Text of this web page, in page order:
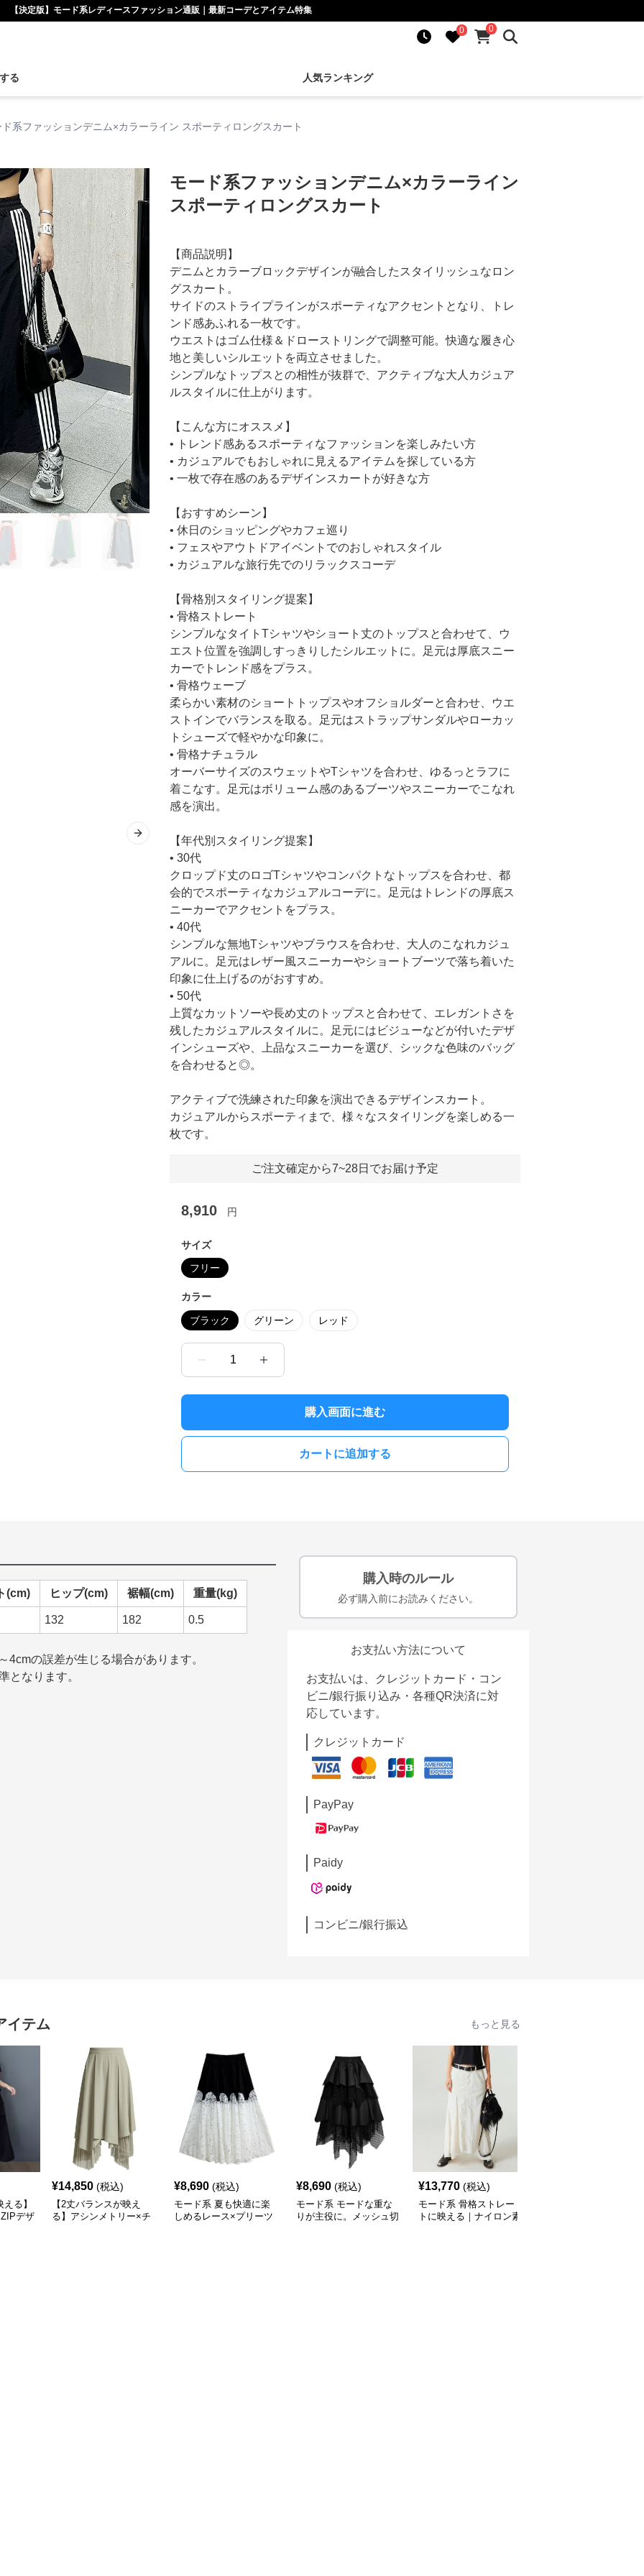
【決定版】モード系レディースファッション通販｜最新コーデとアイテム特集
0
0
る 人気ランキング
ド系ファッションデニム×カラーライン スポーティロングスカート
Next slide
モード系ファッションデニム×カラーライン
スポーティロングスカート
【商品説明】
デニムとカラーブロックデザインが融合したスタイリッシュなロン
グスカート。
サイドのストライプラインがスポーティなアクセントとなり、トレ
ンド感あふれる一枚です。
ウエストはゴム仕様＆ドローストリングで調整可能。快適な履き心
地と美しいシルエットを両立させました。
シンプルなトップスとの相性が抜群で、アクティブな大人カジュア
ルスタイルに仕上がります。
【こんな方にオススメ】
• トレンド感あるスポーティなファッションを楽しみたい方
• カジュアルでもおしゃれに見えるアイテムを探している方
• 一枚で存在感のあるデザインスカートが好きな方
【おすすめシーン】
• 休日のショッピングやカフェ巡り
• フェスやアウトドアイベントでのおしゃれスタイル
• カジュアルな旅行先でのリラックスコーデ
【骨格別スタイリング提案】
• 骨格ストレート
シンプルなタイトTシャツやショート丈のトップスと合わせて、ウ
エスト位置を強調しすっきりしたシルエットに。足元は厚底スニー
カーでトレンド感をプラス。
• 骨格ウェーブ
柔らかい素材のショートトップスやオフショルダーと合わせ、ウエ
ストインでバランスを取る。足元はストラップサンダルやローカッ
トシューズで軽やかな印象に。
• 骨格ナチュラル
オーバーサイズのスウェットやTシャツを合わせ、ゆるっとラフに
着こなす。足元はボリューム感のあるブーツやスニーカーでこなれ
感を演出。
【年代別スタイリング提案】
• 30代
クロップド丈のロゴTシャツやコンパクトなトップスを合わせ、都
会的でスポーティなカジュアルコーデに。足元はトレンドの厚底ス
ニーカーでアクセントをプラス。
• 40代
シンプルな無地Tシャツやブラウスを合わせ、大人のこなれカジュ
アルに。足元はレザー風スニーカーやショートブーツで落ち着いた
印象に仕上げるのがおすすめ。
• 50代
上質なカットソーや長め丈のトップスと合わせて、エレガントさを
残したカジュアルスタイルに。足元にはビジューなどが付いたデザ
インシューズや、上品なスニーカーを選び、シックな色味のバッグ
を合わせると◎。
アクティブで洗練された印象を演出できるデザインスカート。
カジュアルからスポーティまで、様々なスタイリングを楽しめる一
枚です。
ご注文確定から7~28日でお届け予定
8,910 円
サイズ
フリー
カラー
ブラック グリーン レッド
1
購入画面に進む
カートに追加する
(cm) ヒップ(cm) 裾幅(cm) 重量(kg)
132 182 0.5
4cmの誤差が生じる場合があります。
となります。
購入時のルール
必ず購入前にお読みください。
お支払い方法について
お支払いは、クレジットカード・コン
ビニ/銀行振り込み・各種QR決済に対
応しています。
クレジットカード
PayPay
Paidy
コンビニ/銀行振込
イテム もっと見る
る】
デザ
¥14,850 (税込)
【2丈バランスが映え
る】アシンメトリー×チ
¥8,690 (税込)
モード系 夏も快適に楽
しめるレース×プリーツ
¥8,690 (税込)
モード系 モードな重な
りが主役に。メッシュ切
¥13,770 (税込)
モード系 骨格ストレー
トに映える｜ナイロン素